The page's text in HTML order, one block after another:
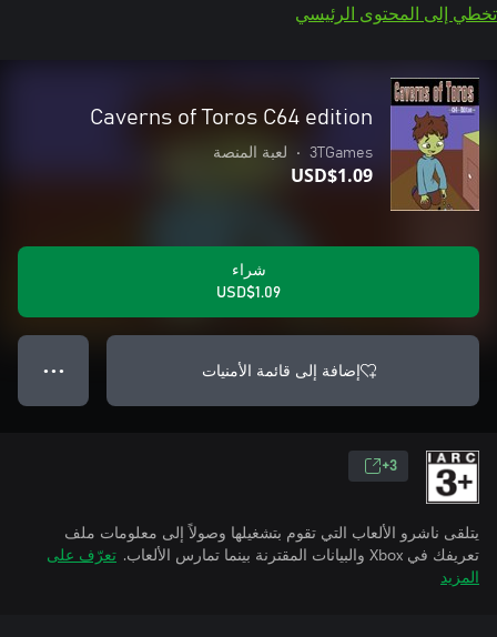
تخطي إلى المحتوى الرئيسي
Caverns of Toros C64 edition
3TGames
• لعبة المنصة
USD$1.09
شراء
USD$1.09
إضافة إلى قائمة الأمنيات ● ● ●
3+
يتلقى ناشرو الألعاب التي تقوم بتشغيلها وصولاً إلى معلومات ملف
تعريفك في Xbox والبيانات المقترنة بينما تمارس الألعاب.
تعرّف على
المزيد